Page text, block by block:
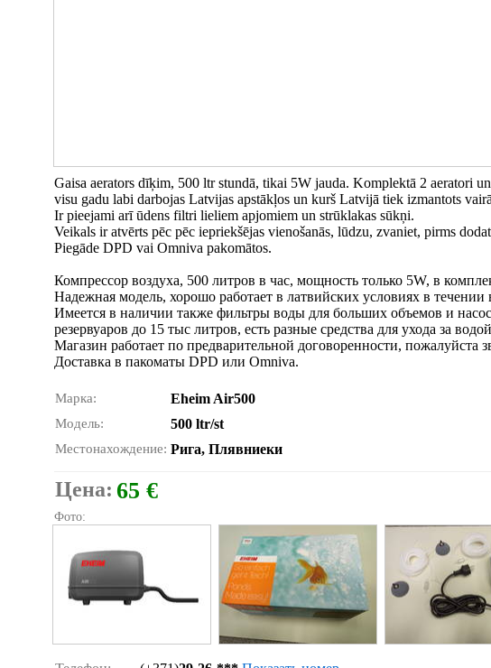
Gaisa aerators dīķim, 500 ltr stundā, tikai 5W jauda. Komplektā 2 aeratori
visu gadu labi darbojas Latvijas apstākļos un kurš Latvijā tiek izmantots
Ir pieejami arī ūdens filtri lieliem apjomiem un strūklakas sūkņi.
Veikals ir atvērts pēc pēc iepriekšējas vienošanās, lūdzu, zvaniet, pirms
Piegāde DPD vai Omniva pakomātos.
Компрессор воздуха, 500 литров в час, мощность только 5W, в
Надежная модель, хорошо работает в латвийских условиях в течении
Имеется в наличии также фильтры воды для больших объемов и
резервуаров до 15 тыс литров, есть разные средства для ухода за
Магазин работает по предварительной договоренности, пожалуйста
Доставка в пакоматы DPD или Omniva.
Марка: Eheim Air500
Модель: 500 ltr/st
Местонахождение: Рига, Плявниеки
Цена: 65 €
Фото: